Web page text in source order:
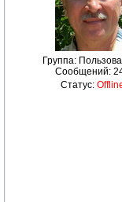
Группа:
Сообщений:
Статус: